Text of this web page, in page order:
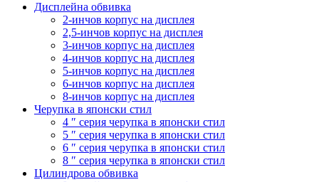
Дисплейна обвивка
2-инчов корпус на дисплея
2,5-инчов корпус на дисплея
3-инчов корпус на дисплея
4-инчов корпус на дисплея
5-инчов корпус на дисплея
6-инчов корпус на дисплея
8-инчов корпус на дисплея
Черупка в японски стил
4 ″ серия черупка в японски стил
5 ″ серия черупка в японски стил
6 ″ серия черупка в японски стил
8 ″ серия черупка в японски стил
Цилиндрова обвивка